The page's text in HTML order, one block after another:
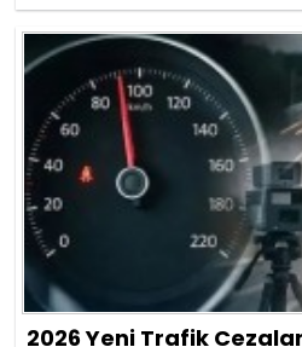
2026 Yeni Trafik